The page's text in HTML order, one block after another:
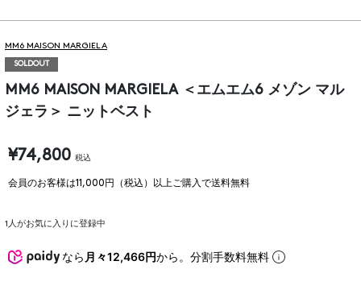
MM6 MAISON MARGIELA
SOLDOUT
MM6 MAISON MARGIELA ＜エムエム6 メゾン マル
ジェラ＞ ニットベスト
¥74,800 税込
会員のお客様は11,000円（税込）以上ご購入で送料無料
1 人がお気に入りに登録中
なら 月々12,466円から。分割手数料無料